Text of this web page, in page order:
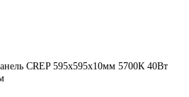
CREP 595x595x10мм 5700К 40Вт